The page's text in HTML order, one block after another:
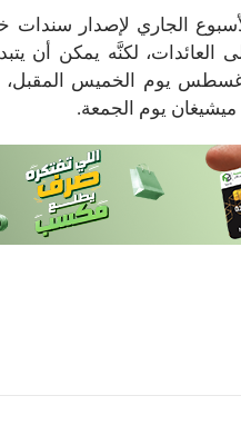
العائدات، لكنَّه يمكن أن
أغسطس يوم الخميس
يوم الجمعة.